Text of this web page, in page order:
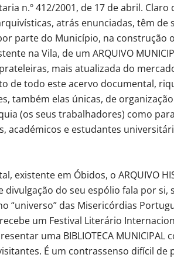
n.º 412/2001, de 17 de abril. Claro
atrás enunciadas, têm de
parte do Município, na construção
na Vila, de um ARQUIVO
mais atualizada do
de todo este acervo documental,
também elas únicas, de
(os seus trabalhadores) como
académicos e estudantes
existente em Óbidos, o ARQUIVO
divulgação do seu espólio fala por si,
“universo” das Misericórdias
um Festival Literário
uma BIBLIOTECA MUNICIPAL
É um contrassenso difícil de